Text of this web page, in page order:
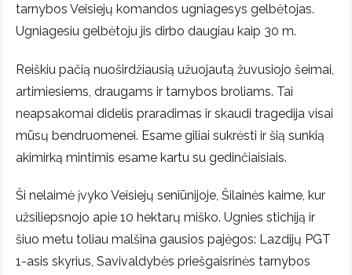
tarnybos Veisiejų komandos ugniagesys gelbėtojas.
Ugniagesiu gelbėtoju jis dirbo daugiau kaip 30 m.
Reiškiu pačią nuoširdžiausią užuojautą žuvusiojo šeimai,
artimiesiems, draugams ir tarnybos broliams. Tai
neapsakomai didelis praradimas ir skaudi tragedija visai
mūsų bendruomenei. Esame giliai sukrėsti ir šią sunkią
akimirką mintimis esame kartu su gedinčiaisiais.
Ši nelaimė įvyko Veisiejų seniūnijoje, Šilainės kaime, kur
užsiliepsnojo apie 10 hektarų miško. Ugnies stichiją ir
šiuo metu toliau malšina gausios pajėgos: Lazdijų PGT
1-asis skyrius, Savivaldybės priešgaisrinės tarnybos